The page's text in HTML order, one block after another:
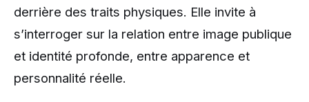
derrière des traits physiques. Elle invite à
s’interroger sur la relation entre image publique
et identité profonde, entre apparence et
personnalité réelle.